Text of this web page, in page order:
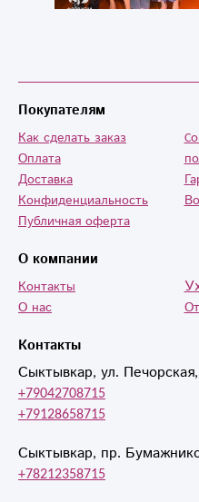
Контакты
Сыктывкар, ул.
+79042708715
+79128658715
Сыктывкар, пр.
+78212358715
Покупателям
Как сделать заказ
Оплата
Доставка
Конфиденциальность
Публичная оферта
О компании
Контакты
О нас